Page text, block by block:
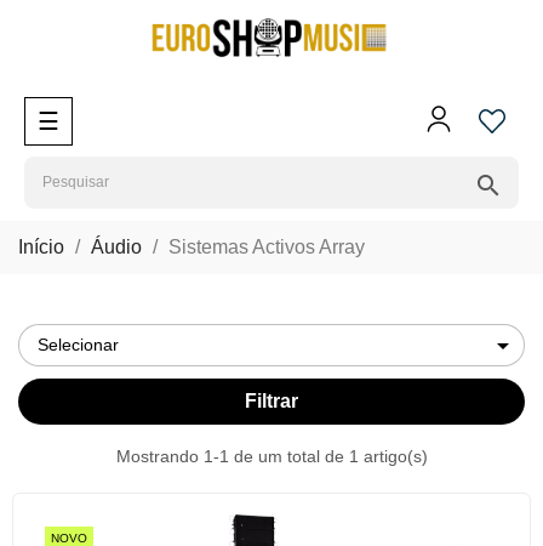
Toggle
navigation
☰
search
Início Áudio Sistemas Activos Array
Selecionar 
Filtrar
Mostrando 1-1 de um total de 1 artigo(s)
NOVO